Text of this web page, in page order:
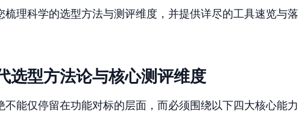
理科学的选型方法与测评维度，并提供详尽的工具速览与落
型方法论与核心测评维度
能仅停留在功能对标的层面，而必须围绕以下四大核心能力